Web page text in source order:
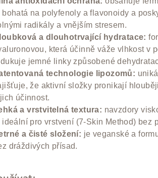
bohatá na polyfenoly a flavonoidy a
radikály a vnějším stresem.
a dlouhotrvající hydratace:
která účinně váže vlhkost v
jemné linky způsobené
technologie lipozomů:
že aktivní složky pronikají
účinnost.
a vrstvitelná textura: navzdory
ideální pro vrstvení (7-Skin Method) bez
a čisté složení: je veganské a
dráždivých přísad.